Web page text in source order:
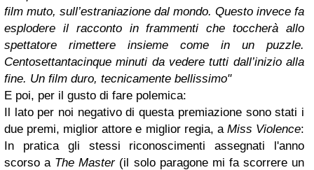
film muto, sull’estraniazione dal mondo. Questo invece fa
esplodere il racconto in frammenti che toccherà allo
spettatore rimettere insieme come in un puzzle.
Centosettantacinque minuti da vedere tutti dall’inizio alla
fine. Un film duro, tecnicamente bellissimo"
E poi, per il gusto di fare polemica:
Il lato per noi negativo di questa premiazione sono stati i
due premi, miglior attore e miglior regia, a Miss Violence:
In pratica gli stessi riconoscimenti assegnati l'anno
scorso a The Master(il solo paragone mi fa scorrere un